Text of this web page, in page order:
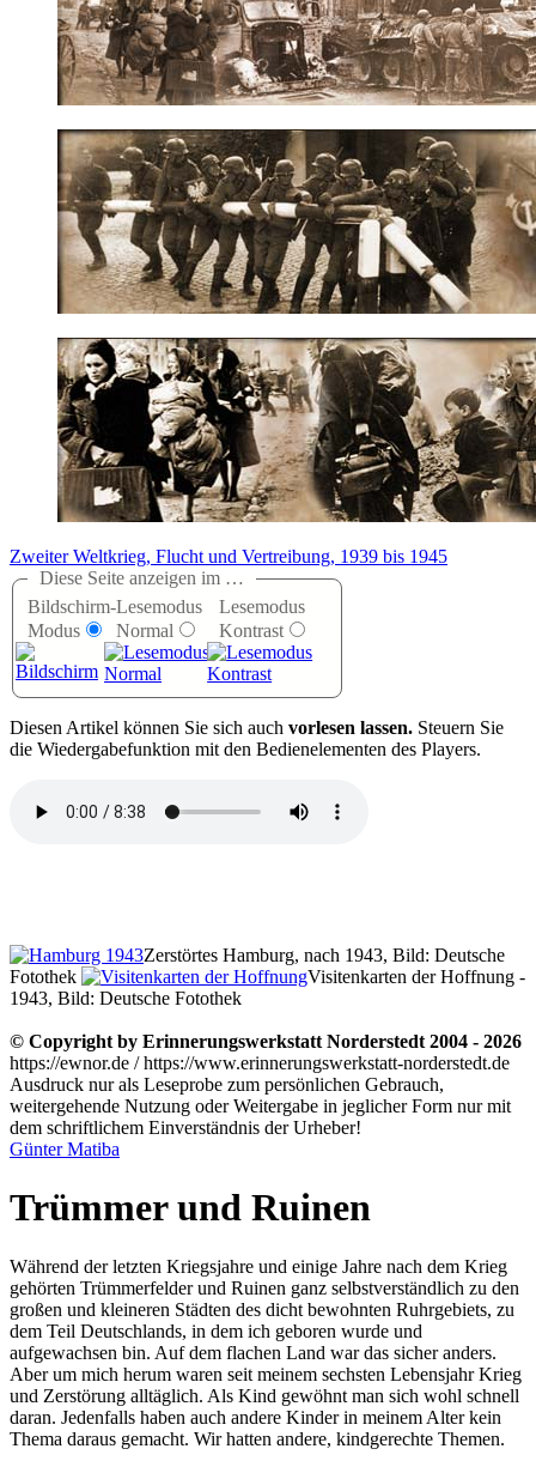
Zweiter Weltkrieg, Flucht und Vertreibung, 1939 bis 1945
Diese Seite anzeigen im …
Bildschirm-
Modus
Lesemodus
Normal
Lesemodus
Kontrast
Diesen Artikel können Sie sich auch vorlesen lassen. Steuern Sie
die Wiedergabefunktion mit den Bedienelementen des Players.
Zerstörtes Hamburg, nach 1943, Bild: Deutsche
Fotothek
Visitenkarten der Hoffnung -
1943, Bild: Deutsche Fotothek
© Copyright by Erinnerungswerkstatt Norderstedt 2004 - 2026
https://ewnor.de / https://www.erinnerungswerkstatt-norderstedt.de
Ausdruck nur als Leseprobe zum persönlichen Gebrauch,
weitergehende Nutzung oder Weitergabe in jeglicher Form nur mit
dem schriftlichem Einverständnis der Urheber!
Günter Matiba
Trümmer und Ruinen
Während der letzten Kriegsjahre und einige Jahre nach dem Krieg
gehörten Trümmerfelder und Ruinen ganz selbstverständlich zu den
großen und kleineren Städten des dicht bewohnten Ruhrgebiets, zu
dem Teil Deutschlands, in dem ich geboren wurde und
aufgewachsen bin. Auf dem flachen Land war das sicher anders.
Aber um mich herum waren seit meinem sechsten Lebensjahr Krieg
und Zerstörung alltäglich. Als Kind gewöhnt man sich wohl schnell
daran. Jedenfalls haben auch andere Kinder in meinem Alter kein
Thema daraus gemacht. Wir hatten andere, kindgerechte Themen.